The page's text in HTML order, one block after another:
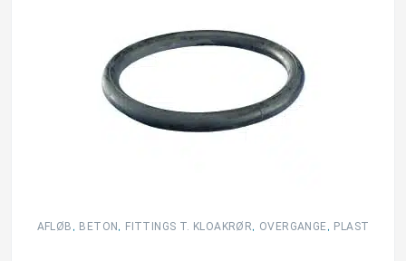
AFLØB , BETON, FITTINGS T. KLOAKRØR, OVERGANGE , PLAST